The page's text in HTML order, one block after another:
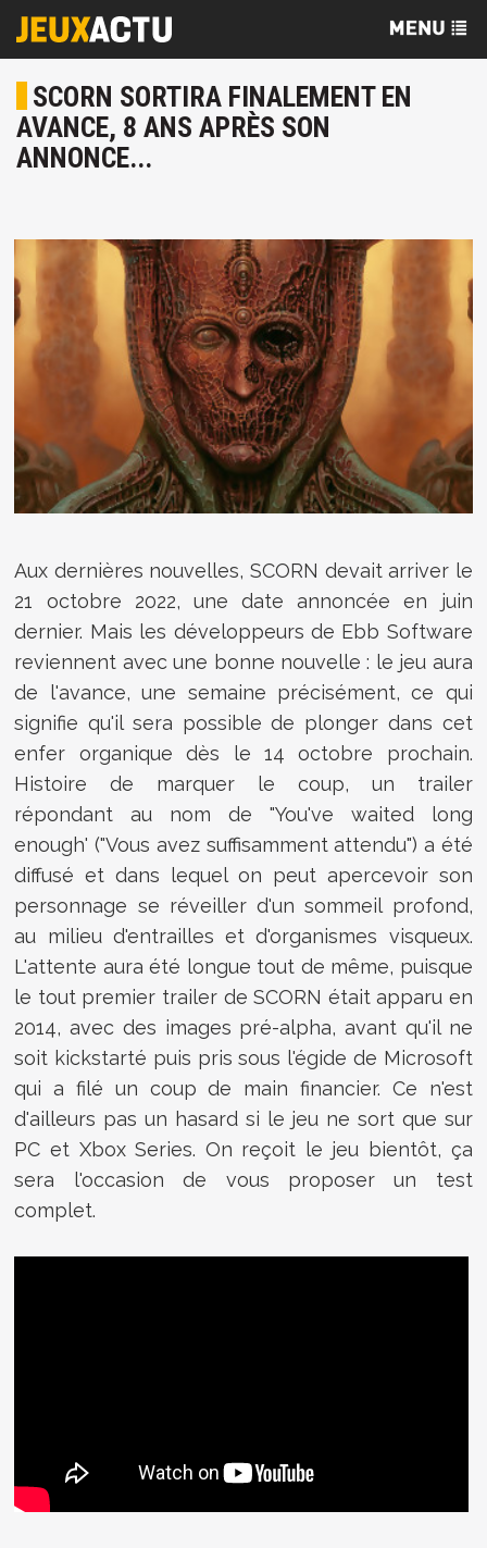
SCORN SORTIRA FINALEMENT EN
AVANCE, 8 ANS APRÈS SON
ANNONCE...
Aux dernières nouvelles, SCORN devait arriver le
21 octobre 2022, une date annoncée en juin
dernier. Mais les développeurs de Ebb Software
reviennent avec une bonne nouvelle : le jeu aura
de l'avance, une semaine précisément, ce qui
signifie qu'il sera possible de plonger dans cet
enfer organique dès le 14 octobre prochain.
Histoire de marquer le coup, un trailer
répondant au nom de "You've waited long
enough' ("Vous avez suffisamment attendu") a été
diffusé et dans lequel on peut apercevoir son
personnage se réveiller d'un sommeil profond,
au milieu d'entrailles et d'organismes visqueux.
L'attente aura été longue tout de même, puisque
le tout premier trailer de SCORN était apparu en
2014, avec des images pré-alpha, avant qu'il ne
soit kickstarté puis pris sous l'égide de Microsoft
qui a filé un coup de main financier. Ce n'est
d'ailleurs pas un hasard si le jeu ne sort que sur
PC et Xbox Series. On reçoit le jeu bientôt, ça
sera l'occasion de vous proposer un test
complet.